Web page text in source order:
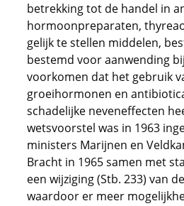
betrekking tot de handel in
hormoonpreparaten,
gelijk te stellen middelen,
bestemd voor aanwending
voorkomen dat het gebruik
groeihormonen en
schadelijke neveneffecten
wetsvoorstel was in 1963
ministers Marijnen en
Bracht in 1965 samen met
een wijziging (Stb. 233) van
waardoor er meer